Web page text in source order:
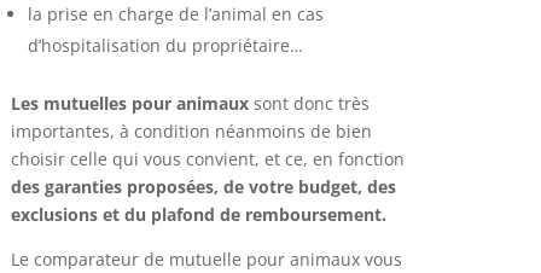
la prise en charge de l’animal en cas
d’hospitalisation du propriétaire…
Les mutuelles pour animauxsont donc très
importantes, à condition néanmoins de bien
choisir celle qui vous convient, et ce, en fonction
des garanties proposées, de votre budget, des
exclusions et du plafond de remboursement.
Le comparateur de mutuelle pour animaux vous